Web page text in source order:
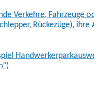
Verkehre, Fahrzeuge
Rückezüge), ihre